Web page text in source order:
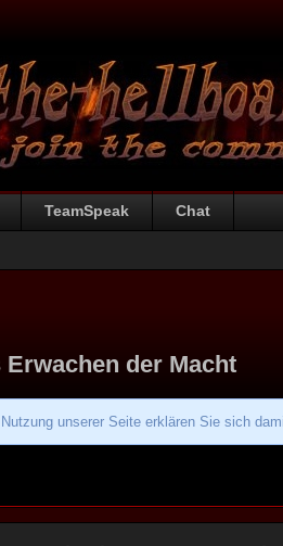
TeamSpeak Chat
der Macht
unserer Seite erklären Sie sich